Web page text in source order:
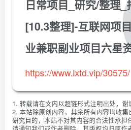
日常项目_研究/整理
[10.3整理]-互联网项
业兼职副业项目六星
https://www.lxtd.vip/30575/
1. 转载请在文内以超链形式注明出处，谢
2. 本站除原创内容，其余所有内容均收
研究目的，本站不对其内容的合法性承担